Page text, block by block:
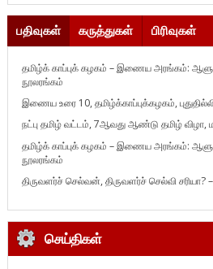
பதிவுகள் கருத்துகள் பிரிவுகள்
தமிழ்க் காப்புக் கழகம் – இணைய அரங்கம்:
நூலரங்கம்
இணைய உரை 10, தமிழ்க்காப்புக்கழகம்,
நட்பு தமிழ் வட்டம், 7ஆவது ஆண்டு தமிழ் விழா,
தமிழ்க் காப்புக் கழகம் – இணைய அரங்கம்:
நூலரங்கம்
திருவளர்ச் செல்வன், திருவளர்ச் செல்வி
செய்திகள்